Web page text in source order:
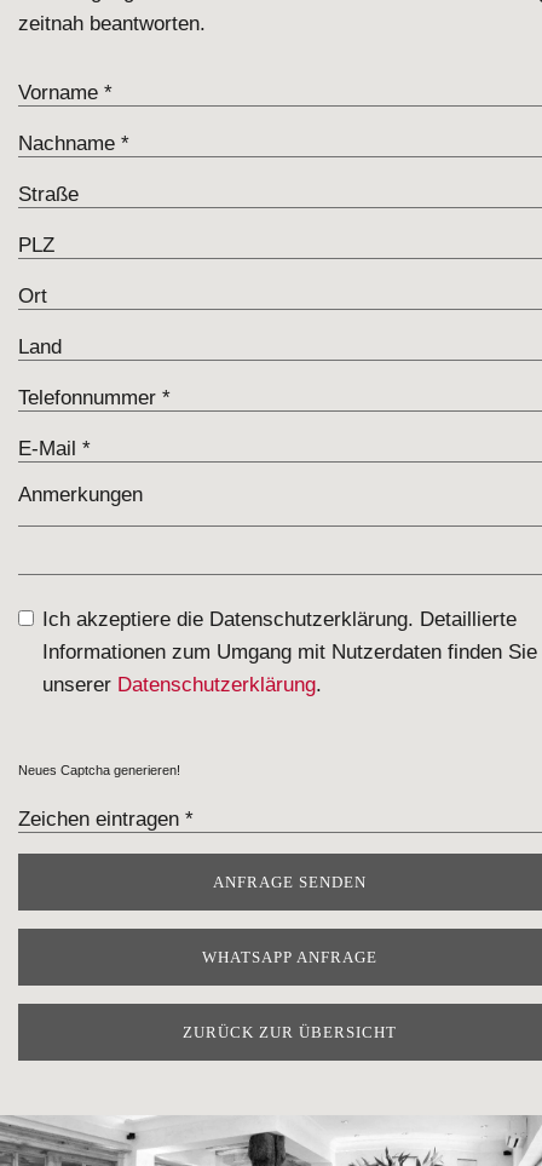
zeitnah beantworten.
Ich akzeptiere die Datenschutzerklärung. Detaillierte
Informationen zum Umgang mit Nutzerdaten finden Sie
unserer Datenschutzerklärung.
Neues Captcha generieren!
WHATSAPP ANFRAGE
ZURÜCK ZUR ÜBERSICHT